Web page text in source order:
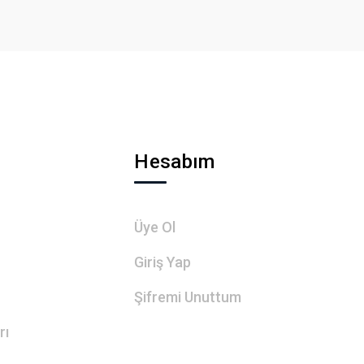
Hesabım
Üye Ol
Giriş Yap
Şifremi Unuttum